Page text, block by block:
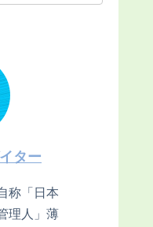
ター
称「日本
理人」薄